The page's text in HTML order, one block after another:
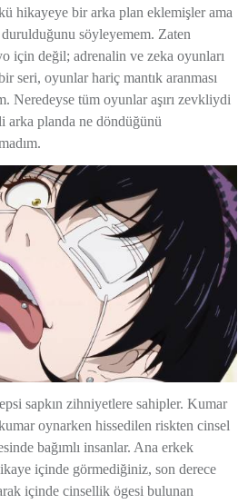
hikayeye bir arka plan eklemişler ama
söyleyemem. Zaten
için değil; adrenalin ve zeka oyunları
seri, oyunlar hariç mantık aranması
Neredeyse tüm oyunlar aşırı zevkliydi
arka planda ne döndüğünü
sapkın zihniyetlere sahipler. Kumar
oynarken hissedilen riskten cinsel
bağımlı insanlar. Ana erkek
içinde görmediğiniz, son derece
içinde cinsellik ögesi bulunan